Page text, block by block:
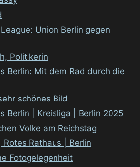
Union Berlin gegen
Politikerin
Berlin: Mit dem Rad durch die
schönes Bild
Berlin | Kreisliga | Berlin 2025
Volke am Reichstag
Rotes Rathaus | Berlin
Fotogelegenheit